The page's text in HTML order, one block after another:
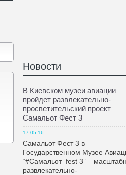
Новости
В Киевском музеи авиации
пройдет развлекательно-
просветительский проект
Самальот Фест 3
17.05.16
Самальот Фест 3 в
Государственном Музее
“#Самальот_fest 3” –
развлекательно-